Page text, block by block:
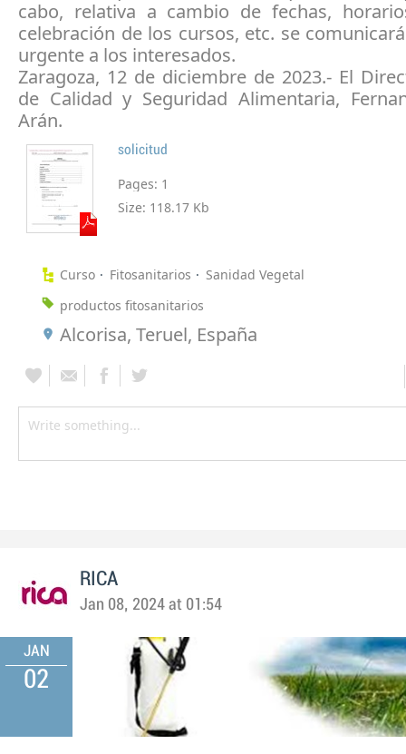
cabo, relativa a cambio de fechas,
celebración de los cursos, etc. se
urgente a los interesados.
Zaragoza, 12 de diciembre de 2023.- El
de Calidad y Seguridad Alimentaria,
Arán.
solicitud
Pages: 1
Size: 118.17 Kb
Curso Fitosanitarios
Sanidad Vegetal
productos fitosanitarios
Alcorisa, Teruel, España
RICA
Jan 08, 2024 at 01:54
JAN
02